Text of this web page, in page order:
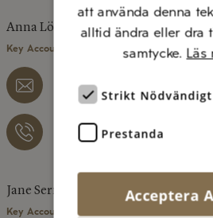
Anna Löfgren
Key Account Manager, Region Mellan/Norr
anna.lofgren@diluca.se
073 – 077 12 06
Jane Sernemo
Key Account Manager, Region Väst/Syd
att använda denna
alltid ändra eller dra
samtycke. Läs
Strikt Nödvändigt
Prestanda
Acceptera